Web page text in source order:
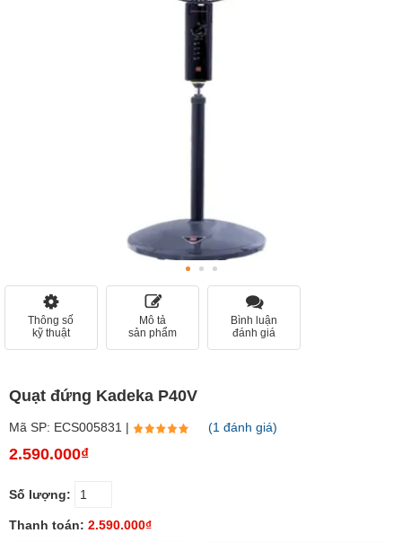
Thông số
kỹ thuật
Mô tả
sản phẩm
Bình luận
đánh giá
Quạt đứng Kadeka P40V
Mã SP: ECS005831 | (1 đánh giá)
2.590.000₫
Số lượng:
Thanh toán: 2.590.000₫